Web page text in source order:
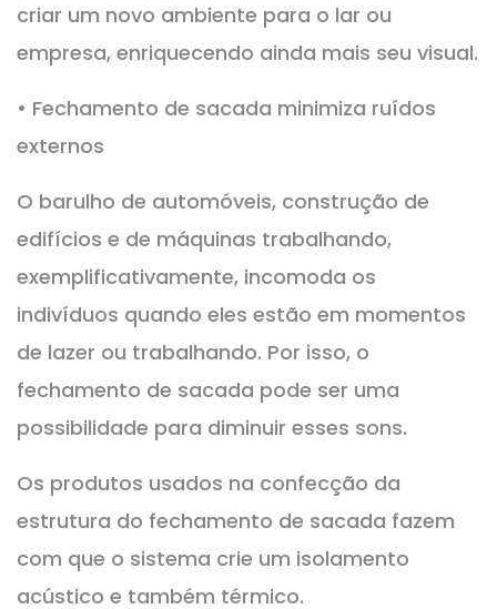
criar um novo ambiente para o lar ou
empresa, enriquecendo ainda mais seu visual.
• Fechamento de sacada minimiza ruídos
externos
O barulho de automóveis, construção de
edifícios e de máquinas trabalhando,
exemplificativamente, incomoda os
indivíduos quando eles estão em momentos
de lazer ou trabalhando. Por isso, o
fechamento de sacada pode ser uma
possibilidade para diminuir esses sons.
Os produtos usados na confecção da
estrutura do fechamento de sacada fazem
com que o sistema crie um isolamento
acústico e também térmico.